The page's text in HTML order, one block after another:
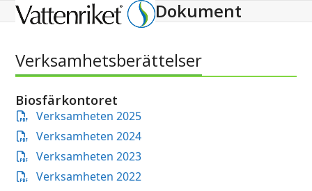
Open
menu
Close
menu
Dokument
Verksamhetsberättelser
Biosfärkontoret
Verksamheten 2025
Verksamheten 2024
Verksamheten 2023
Verksamheten 2022